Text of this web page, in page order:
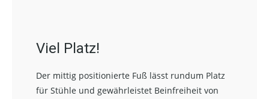
Viel Platz!
Der mittig positionierte Fuß lässt rundum Platz
für Stühle und gewährleistet Beinfreiheit von